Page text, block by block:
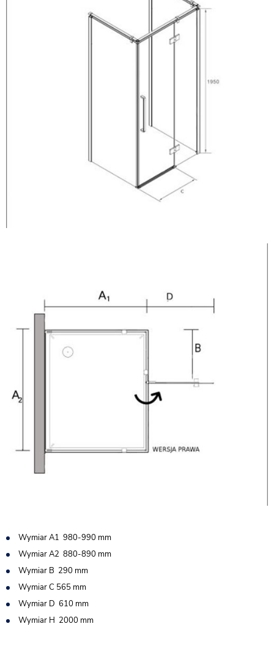
Wymiar A1 980-990 mm
Wymiar A2 880-890 mm
Wymiar B 290 mm
Wymiar C 565 mm
Wymiar D 610 mm
Wymiar H 2000 mm